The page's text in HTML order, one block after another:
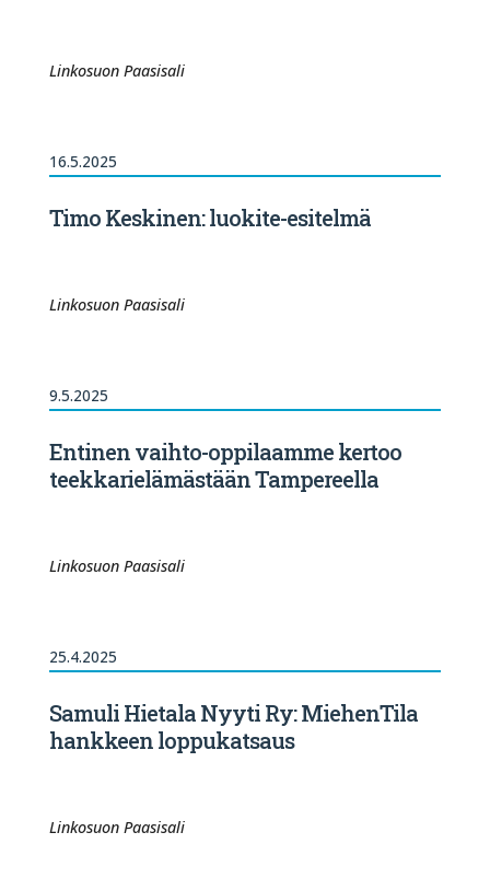
Linkosuon Paasisali
16.5.2025
Timo Keskinen: luokite-esitelmä
Linkosuon Paasisali
9.5.2025
Entinen vaihto-oppilaamme kertoo
teekkarielämästään Tampereella
Linkosuon Paasisali
25.4.2025
Samuli Hietala Nyyti Ry: MiehenTila
hankkeen loppukatsaus
Linkosuon Paasisali